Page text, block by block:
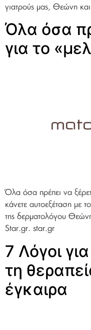
γιατρούς μας, Θεώνη
Όλα όσα
για το
Όλα όσα πρέπει να
κάνετε αυτοεξέταση με
της δερματολόγου
Star.gr. star.gr
7 Λόγοι
τη
έγκαιρα